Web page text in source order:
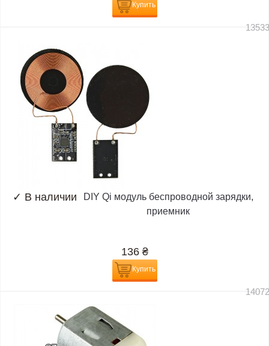
Купить
✓ В наличии
DIY Qi модуль беспроводной зарядки,
приемник
136 ₴
Купить